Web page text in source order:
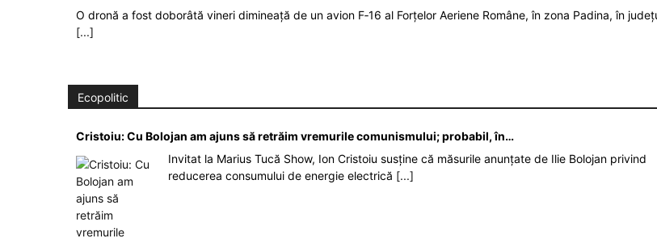
O dronă a fost doborâtă vineri dimineață de un avion F‑16 al Forțelor Aeriene Române, în zona Padina, în
[...]
Ecopolitic
Cristoiu: Cu Bolojan am ajuns să retrăim vremurile comunismului; probabil, în…
Invitat la Marius Tucă Show, Ion Cristoiu susține că măsurile anunțate de Ilie Bolojan privind
reducerea consumului de energie electrică [...]